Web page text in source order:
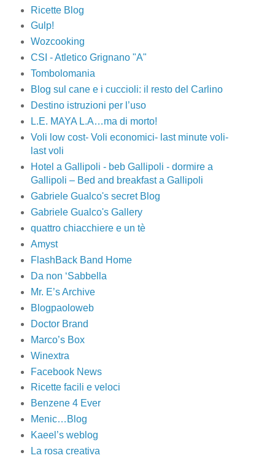
Ricette Blog
Gulp!
Wozcooking
CSI - Atletico Grignano "A"
Tombolomania
Blog sul cane e i cuccioli: il resto del Carlino
Destino istruzioni per l’uso
L.E. MAYA L.A…ma di morto!
Voli low cost- Voli economici- last minute voli-
last voli
Hotel a Gallipoli - beb Gallipoli - dormire a
Gallipoli – Bed and breakfast a Gallipoli
Gabriele Gualco's secret Blog
Gabriele Gualco's Gallery
quattro chiacchiere e un tè
Amyst
FlashBack Band Home
Da non ‘Sabbella
Mr. E’s Archive
Blogpaoloweb
Doctor Brand
Marco’s Box
Winextra
Facebook News
Ricette facili e veloci
Benzene 4 Ever
Menic…Blog
Kaeel’s weblog
La rosa creativa